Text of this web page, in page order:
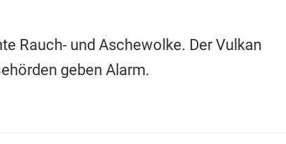
Rauch- und Aschewolke. Der Vulkan
geben Alarm.